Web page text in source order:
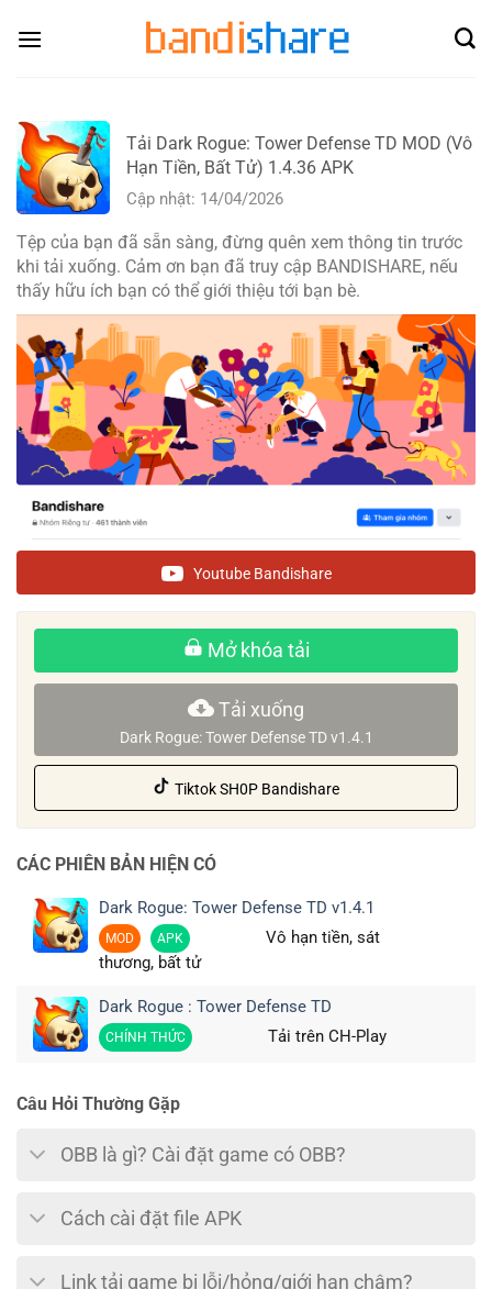
Tải Dark Rogue: Tower Defense TD MOD (Vô
Hạn Tiền, Bất Tử) 1.4.36 APK
Cập nhật: 14/04/2026
Tệp của bạn đã sẵn sàng, đừng quên xem thông tin trước
khi tải xuống. Cảm ơn bạn đã truy cập BANDISHARE, nếu
thấy hữu ích bạn có thể giới thiệu tới bạn bè.
Youtube Bandishare
Mở khóa tải
Tải xuống
Dark Rogue: Tower Defense TD v1.4.1
Tiktok SH0P Bandishare
CÁC PHIÊN BẢN HIỆN CÓ
Dark Rogue: Tower Defense TD v1.4.1
MOD APK
Vô hạn tiền, sát
thương, bất tử
Dark Rogue : Tower Defense TD
CHÍNH THỨC Tải trên CH-Play
Câu Hỏi Thường Gặp
OBB là gì? Cài đặt game có OBB?
Cách cài đặt file APK
Link tải game bị lỗi/hỏng/giới hạn chậm?